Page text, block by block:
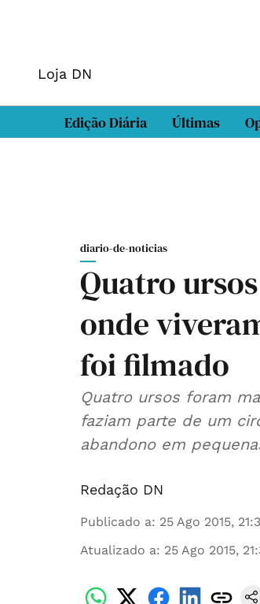
Loja DN
Edição Diária Últimas
diario-de-noticias
Quatro
onde
foi filmado
Quatro ursos foram
faziam parte de um
abandono em
Redação DN
Publicado a: 25 Ago 2015,
Atualizado a: 25 Ago 2015,